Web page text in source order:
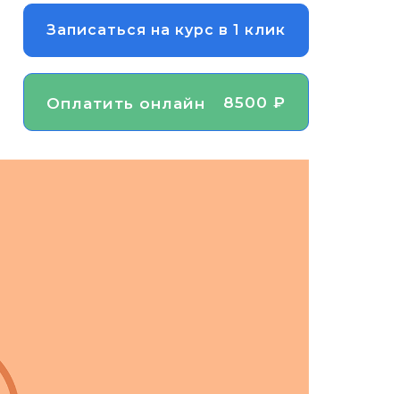
Записаться на курс в 1 клик
Оплатить онлайн 8500 ₽